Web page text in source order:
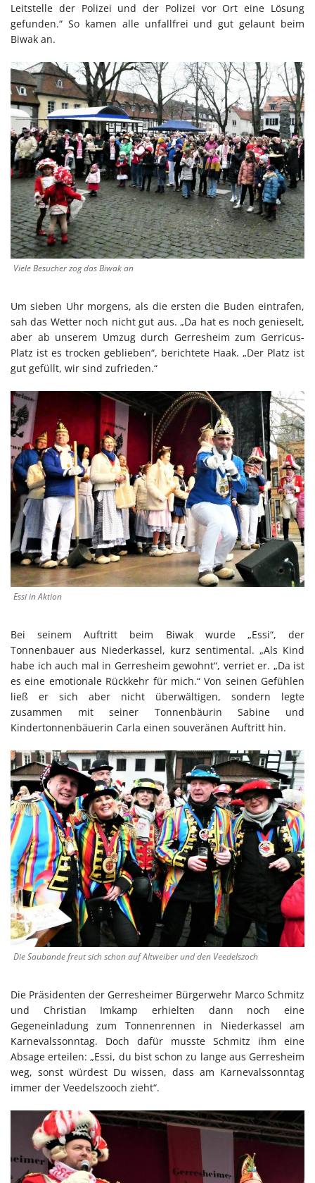
Leitstelle der Polizei und der Polizei vor Ort eine Lösung
gefunden.“ So kamen alle unfallfrei und gut gelaunt beim
Biwak an.
Viele Besucher zog das Biwak an
Um sieben Uhr morgens, als die ersten die Buden eintrafen,
sah das Wetter noch nicht gut aus. „Da hat es noch genieselt,
aber ab unserem Umzug durch Gerresheim zum Gerricus-
Platz ist es trocken geblieben“, berichtete Haak. „Der Platz ist
gut gefüllt, wir sind zufrieden.“
Essi in Aktion
Bei seinem Auftritt beim Biwak wurde „Essi“, der
Tonnenbauer aus Niederkassel, kurz sentimental. „Als Kind
habe ich auch mal in Gerresheim gewohnt“, verriet er. „Da ist
es eine emotionale Rückkehr für mich.“ Von seinen Gefühlen
ließ er sich aber nicht überwältigen, sondern legte
zusammen mit seiner Tonnenbäurin Sabine und
Kindertonnenbäuerin Carla einen souveränen Auftritt hin.
Die Saubande freut sich schon auf Altweiber und den Veedelszoch
Die Präsidenten der Gerresheimer Bürgerwehr Marco Schmitz
und Christian Imkamp erhielten dann noch eine
Gegeneinladung zum Tonnenrennen in Niederkassel am
Karnevalssonntag. Doch dafür musste Schmitz ihm eine
Absage erteilen: „Essi, du bist schon zu lange aus Gerresheim
weg, sonst würdest Du wissen, dass am Karnevalssonntag
immer der Veedelszooch zieht“.